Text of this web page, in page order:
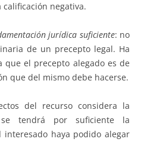
negativa.
jurídica suficiente: no
de un precepto legal. Ha
el precepto alegado es de
que del mismo debe hacerse.
del recurso considera la
tendrá por suficiente la
haya podido alegar